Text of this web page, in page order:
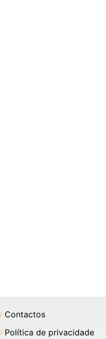
Contactos
Política de privacidade